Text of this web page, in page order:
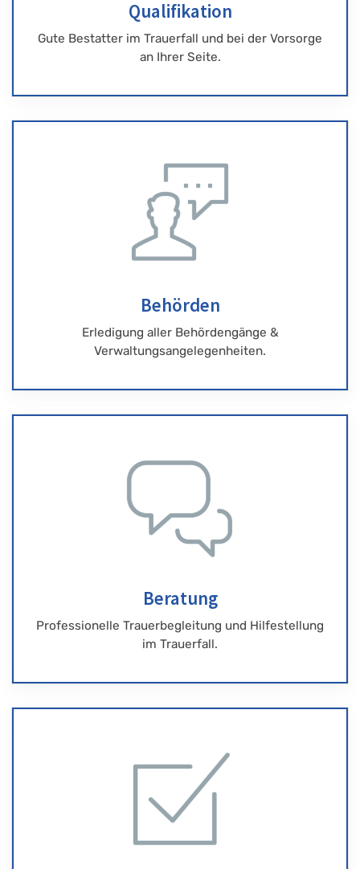
Qualifikation
Gute Bestatter im Trauerfall und bei der Vorsorge
an Ihrer Seite.
Behörden
Erledigung aller Behördengänge &
Verwaltungsangelegenheiten.
Beratung
Professionelle Trauerbegleitung und Hilfestellung
im Trauerfall.